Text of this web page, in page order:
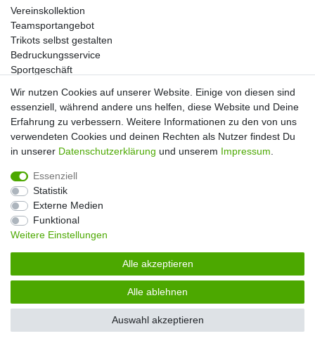
Vereinskollektion
Teamsportangebot
Trikots selbst gestalten
Bedruckungsservice
Sportgeschäft
Widerrufs­recht
Wir nutzen Cookies auf unserer Website. Einige von diesen sind
essenziell, während andere uns helfen, diese Website und Deine
Erfahrung zu verbessern. Weitere Informationen zu den von uns
verwendeten Cookies und deinen Rechten als Nutzer findest Du
in unserer Daten­schutz­erklärung und unserem Impressum
Essenziell
Statistik
Externe Medien
Funktional
Weitere Einstellungen
Alle akzeptieren
Alle ablehnen
Auswahl akzeptieren